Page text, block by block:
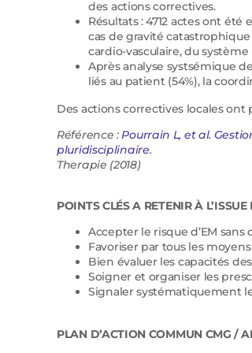
des actions correctives.
Résultats : 4712 actes ont
cas de gravité
cardio-vasculaire, du
Après analyse systsémique
liés au patient (54%), la
Des actions correctives locales
Référence :Pourrain L, et al.
pluridisciplinaire.
Therapie (2018)
POINTS CLÉS A RETENIR À
Accepter le risque d’EM
Favoriser par tous les
Bien évaluer les capacités
Soigner et organiser les
Signaler systématiquement
PLAN D’ACTION COMMUN CMG /